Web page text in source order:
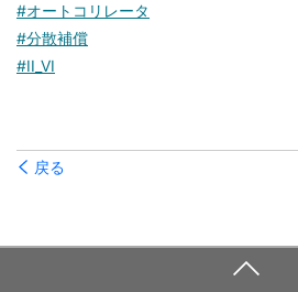
#オートコリレータ
#分散補償
#II_VI
戻る